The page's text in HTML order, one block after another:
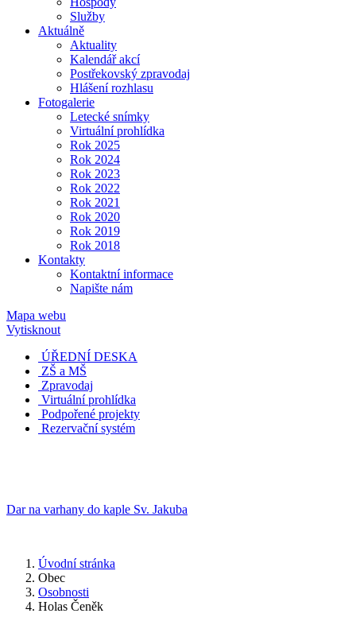
Služby
Aktuálně
Aktuality
Kalendář akcí
Postřekovský zpravodaj
Hlášení rozhlasu
Fotogalerie
Letecké snímky
Virtuální prohlídka
Rok 2025
Rok 2024
Rok 2023
Rok 2022
Rok 2021
Rok 2020
Rok 2019
Rok 2018
Kontakty
Kontaktní informace
Napište nám
Mapa webu
Vytisknout
ÚŘEDNÍ DESKA
ZŠ a MŠ
Zpravodaj
Virtuální prohlídka
Podpořené projekty
Rezervační systém
Dar na varhany do kaple Sv. Jakuba
Úvodní stránka
Obec
Osobnosti
Holas Čeněk